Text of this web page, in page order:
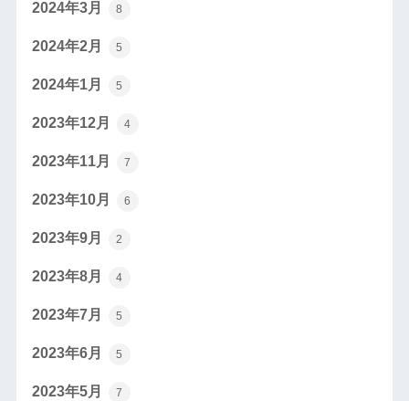
2024年3月 8
2024年2月 5
2024年1月 5
2023年12月 4
2023年11月 7
2023年10月 6
2023年9月 2
2023年8月 4
2023年7月 5
2023年6月 5
2023年5月 7